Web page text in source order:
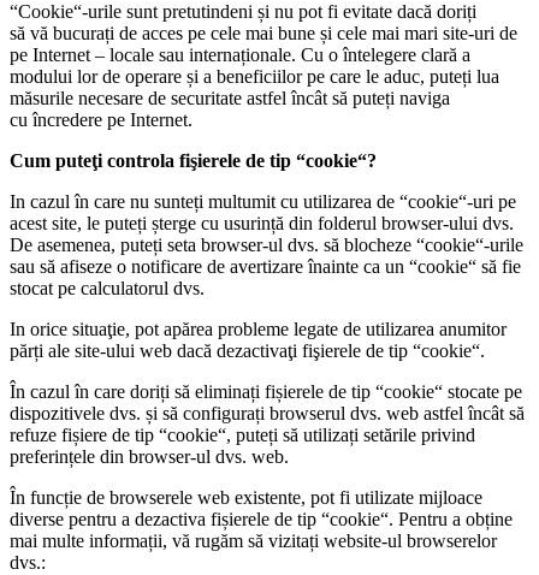
“Cookie“-urile sunt pretutindeni și nu pot fi evitate dacă doriți
să vă bucurați de acces pe cele mai bune și cele mai mari site-uri de
pe Internet – locale sau internaționale. Cu o întelegere clară a
modului lor de operare și a beneficiilor pe care le aduc, puteți lua
măsurile necesare de securitate astfel încât să puteți naviga
cu încredere pe Internet.
Cum puteţi controla fişierele de tip “cookie“?
In cazul în care nu sunteți multumit cu utilizarea de “cookie“-uri pe
acest site, le puteți șterge cu usurință din folderul browser-ului dvs.
De asemenea, puteți seta browser-ul dvs. să blocheze “cookie“-urile
sau să afiseze o notificare de avertizare înainte ca un “cookie“ să fie
stocat pe calculatorul dvs.
In orice situaţie, pot apărea probleme legate de utilizarea anumitor
părți ale site-ului web dacă dezactivaţi fişierele de tip “cookie“.
În cazul în care doriți să eliminați fișierele de tip “cookie“ stocate pe
dispozitivele dvs. și să configurați browserul dvs. web astfel încât să
refuze fișiere de tip “cookie“, puteți să utilizați setările privind
preferințele din browser-ul dvs. web.
În funcție de browserele web existente, pot fi utilizate mijloace
diverse pentru a dezactiva fișierele de tip “cookie“. Pentru a obține
mai multe informații, vă rugăm să vizitați website-ul browserelor
dvs.: